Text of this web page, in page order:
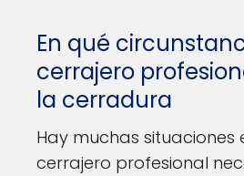
En qué
cerrajero
la cerradura
Hay muchas situaciones
cerrajero profesional